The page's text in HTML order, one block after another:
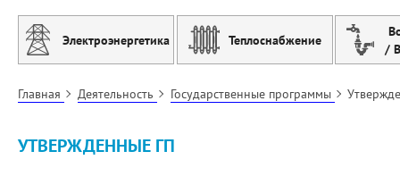
Электроэнергетика Теплоснабжение
/
Главная Деятельность Государственные программы
УТВЕРЖДЕННЫЕ ГП